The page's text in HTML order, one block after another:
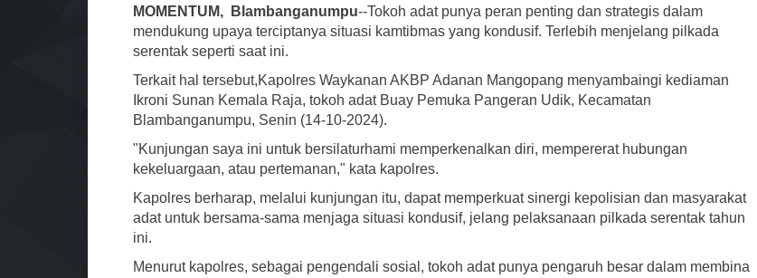
MOMENTUM, Blambanganumpu--Tokoh adat punya peran penting dan strategis dalam
mendukung upaya terciptanya situasi kamtibmas yang kondusif. Terlebih menjelang pilkada
serentak seperti saat ini.
Terkait hal tersebut,Kapolres Waykanan AKBP Adanan Mangopang menyambaingi kediaman
Ikroni Sunan Kemala Raja, tokoh adat Buay Pemuka Pangeran Udik, Kecamatan
Blambanganumpu, Senin (14-10-2024).
"Kunjungan saya ini untuk bersilaturhami memperkenalkan diri, mempererat hubungan
kekeluargaan, atau pertemanan," kata kapolres.
Kapolres berharap, melalui kunjungan itu, dapat memperkuat sinergi kepolisian dan masyarakat
adat untuk bersama-sama menjaga situasi kondusif, jelang pelaksanaan pilkada serentak tahun
ini.
Menurut kapolres, sebagai pengendali sosial, tokoh adat punya pengaruh besar dalam membina